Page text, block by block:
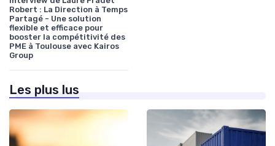
Robert : La Direction à Temps
Partagé - Une solution
flexible et efficace pour
booster la compétitivité des
PME à Toulouse avec Kairos
Group
Les plus lus